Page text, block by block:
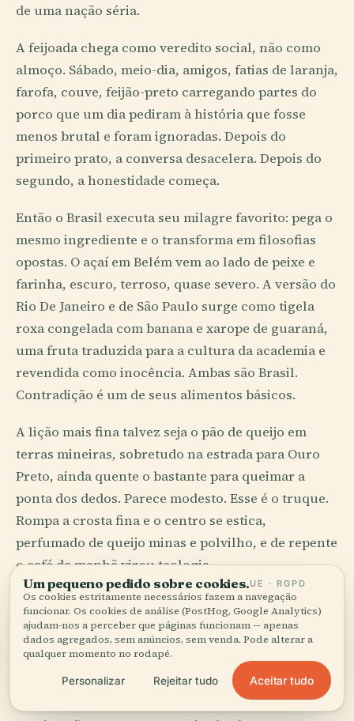
de uma nação séria.
A feijoada chega como veredito social, não como
almoço. Sábado, meio-dia, amigos, fatias de laranja,
farofa, couve, feijão-preto carregando partes do
porco que um dia pediram à história que fosse
menos brutal e foram ignoradas. Depois do
primeiro prato, a conversa desacelera. Depois do
segundo, a honestidade começa.
Então o Brasil executa seu milagre favorito: pega o
mesmo ingrediente e o transforma em filosofias
opostas. O açaí em Belém vem ao lado de peixe e
farinha, escuro, terroso, quase severo. A versão do
Rio De Janeiro e de São Paulo surge como tigela
roxa congelada com banana e xarope de guaraná,
uma fruta traduzida para a cultura da academia e
revendida como inocência. Ambas são Brasil.
Contradição é um de seus alimentos básicos.
A lição mais fina talvez seja o pão de queijo em
terras mineiras, sobretudo na estrada para Ouro
Preto, ainda quente o bastante para queimar a
ponta dos dedos. Parece modesto. Esse é o truque.
Rompa a crosta fina e o centro se estica,
perfumado de queijo minas e polvilho, e de repente
o café da manhã virou teologia.
Onde o Ritmo Aprende a
Andar Descalço
A música brasileira entende que ritmo é antes de
tudo um assunto do corpo. O samba no Rio De
Um pequeno pedido sobre cookies.UE · RGPD
Os cookies estritamente necessários fazem a navegação
funcionar. Os cookies de análise (PostHog, Google Analytics)
ajudam-nos a perceber que páginas funcionam — apenas
dados agregados, sem anúncios, sem venda. Pode alterar a
qualquer momento no rodapé.
Personalizar Rejeitar tudo Aceitar tudo